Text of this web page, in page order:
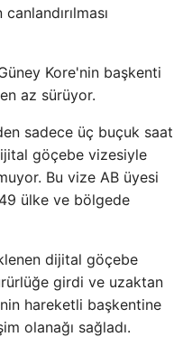
Kore'nin başkenti
az sürüyor.
sadece üç buçuk saat
göçebe vizesiyle
Bu vize AB üyesi
ülke ve bölgede
dijital göçebe
girdi ve uzaktan
hareketli başkentine
olanağı sağladı.